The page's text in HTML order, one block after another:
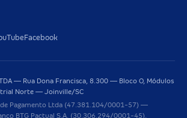
Facebook
— Rua Dona Francisca, 8.300 — Bloco O, Módulos
Norte — Joinville/SC
Pagamento Ltda (47.381.104/0001-57) —
BTG Pactual S.A. (30.306.294/0001-45).